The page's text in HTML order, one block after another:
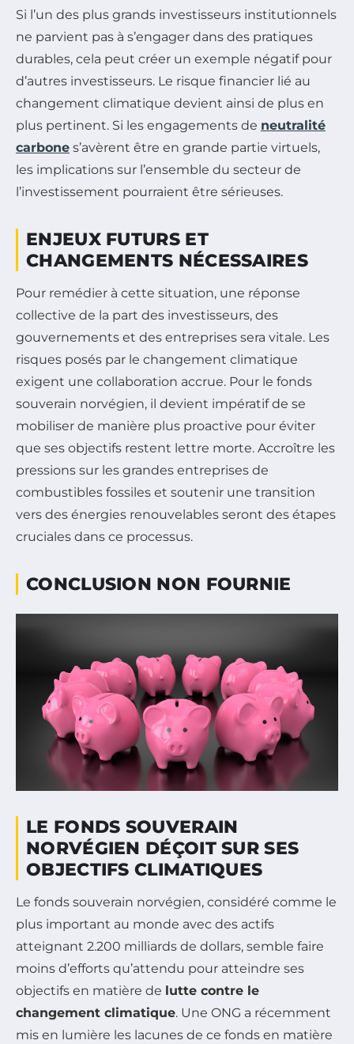
Si l’un des plus grands investisseurs institutionnels
ne parvient pas à s’engager dans des pratiques
durables, cela peut créer un exemple négatif pour
d’autres investisseurs. Le risque financier lié au
changement climatique devient ainsi de plus en
plus pertinent. Si les engagements de neutralité
carbone s’avèrent être en grande partie virtuels,
les implications sur l’ensemble du secteur de
l’investissement pourraient être sérieuses.
ENJEUX FUTURS ET
CHANGEMENTS NÉCESSAIRES
Pour remédier à cette situation, une réponse
collective de la part des investisseurs, des
gouvernements et des entreprises sera vitale. Les
risques posés par le changement climatique
exigent une collaboration accrue. Pour le fonds
souverain norvégien, il devient impératif de se
mobiliser de manière plus proactive pour éviter
que ses objectifs restent lettre morte. Accroître les
pressions sur les grandes entreprises de
combustibles fossiles et soutenir une transition
vers des énergies renouvelables seront des étapes
cruciales dans ce processus.
CONCLUSION NON FOURNIE
LE FONDS SOUVERAIN
NORVÉGIEN DÉÇOIT SUR SES
OBJECTIFS CLIMATIQUES
Le fonds souverain norvégien, considéré comme le
plus important au monde avec des actifs
atteignant 2.200 milliards de dollars, semble faire
moins d’efforts qu’attendu pour atteindre ses
objectifs en matière de lutte contre le
changement climatique. Une ONG a récemment
mis en lumière les lacunes de ce fonds en matière